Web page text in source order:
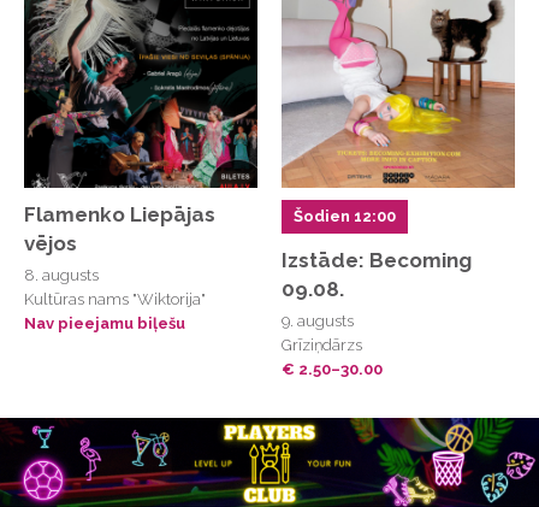
Flamenko Liepājas
vējos
8. augusts
Kultūras nams "Wiktorija"
Nav pieejamu biļešu
Šodien 12:00
Izstāde: Becoming
09.08.
9. augusts
Grīziņdārzs
€ 2.50–30.00